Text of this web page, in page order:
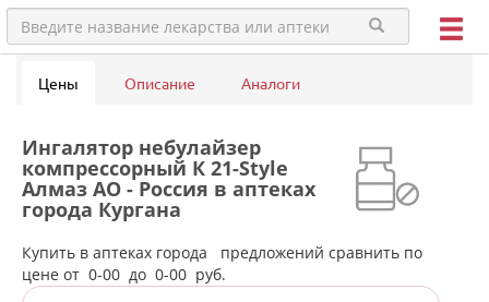
Цены Описание Аналоги
Ингалятор небулайзер
компрессорный К 21-Style
Алмаз АО - Россия в аптеках
города Кургана
Купить в аптеках города
предложений сравнить по
цене от 0-00 до 0-00 руб.